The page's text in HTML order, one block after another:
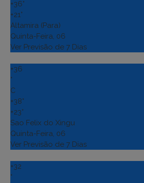
+36°
+21°
Altamira (Para)
Quinta-Feira, 06
Ver Previsão de 7 Dias
+36
°
C
+38°
+23°
Sao Felix do Xingu
Quinta-Feira, 06
Ver Previsão de 7 Dias
+32
°